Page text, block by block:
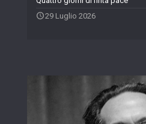
29 Luglio 2026